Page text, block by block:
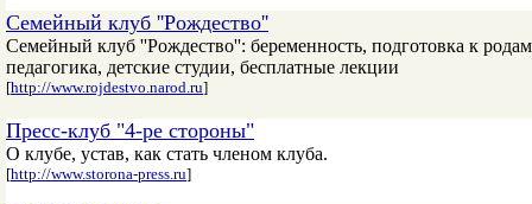
Семейный клуб ''Рождество''
Семейный клуб ''Рождество'': беременность, подготовка к
педагогика, детские студии, бесплатные лекции
[http://www.rojdestvo.narod.ru]
Пресс-клуб "4-ре стороны"
О клубе, устав, как стать членом клуба.
[http://www.storona-press.ru]